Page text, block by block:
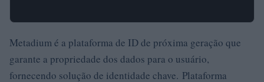
Metadium é a plataforma de ID de próxima geração que
garante a propriedade dos dados para o usuário,
fornecendo solução de identidade chave. Plataforma